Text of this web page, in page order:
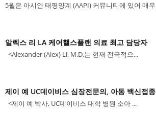
5월은 아시안 태평양계 (AAPI) 커뮤니티에 있어 매우
알렉스 리 LA 케어핼스플랜 의료 최고 담당자
<Alexander (Alex) Li, M.D.는 현재 전국적으...
제이 예 UC데이비스 심장전문의, 아동 백신접종
<제이 예 박사, UC데이비스 대학 병원 소아 ...